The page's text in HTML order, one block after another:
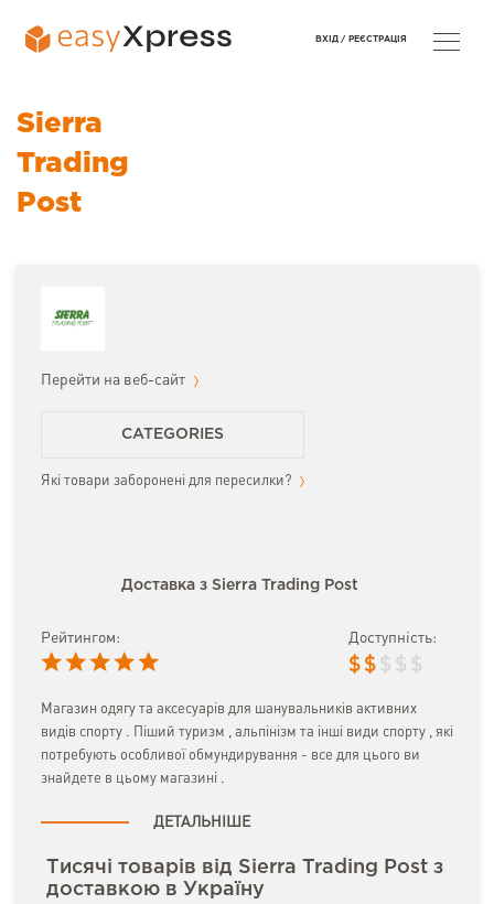
Sierra
Trading
Post
Перейти на веб-сайт
CATEGORIES
Які товари заборонені для пересилки?
Доставка з Sierra Trading Post
Рейтингом: Доступність:
$ $ $ $ $
Магазин одягу та аксесуарів для шанувальників активних
видів спорту . Піший туризм , альпінізм та інші види спорту , які
потребують особливої обмундирування - все для цього ви
знайдете в цьому магазині .
ДЕТАЛЬНІШЕ
Тисячі товарів від Sierra Trading Post з
доставкою в Україну
ВХІД / РЕЄСТРАЦІЯ